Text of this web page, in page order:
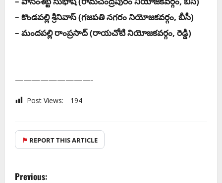
– కొండపల్లి శ్రీనివాస్ (గ‌జ‌ప‌తి న‌గ‌రం నియోజ‌క‌వ‌ర్గం, బీసీ)
– మందపల్లి రాంప్రసాద్ (రాయ‌చోటి నియోజ‌క‌వ‌ర్గం, రెడ్డి)
—————————-
Post Views: 194
⚑ REPORT THIS ARTICLE
Previous: